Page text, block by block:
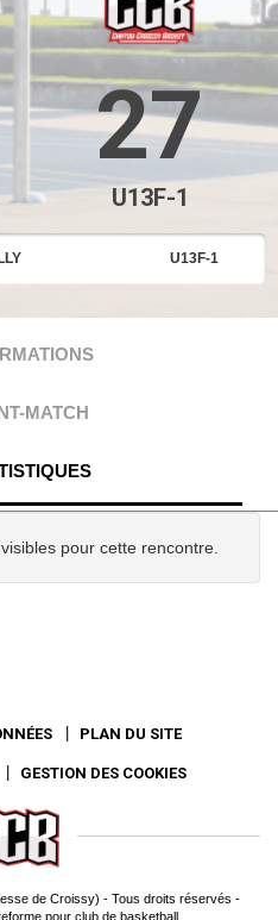
27
U13F-1
U13F-1
MATCH
pour cette rencontre.
PLAN DU SITE
GESTION DES COOKIES
de Croissy) - Tous droits réservés -
pour club de basketball